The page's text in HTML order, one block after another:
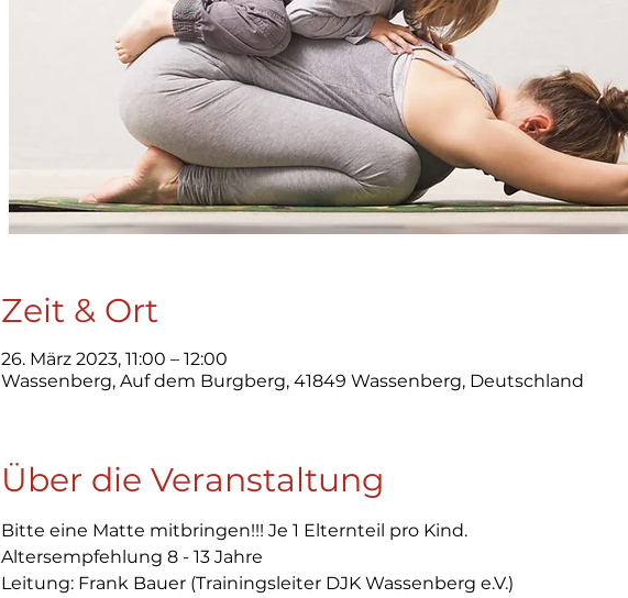
Zeit & Ort
26. März 2023, 11:00 – 12:00
Wassenberg, Auf dem Burgberg, 41849 Wassenberg, Deutschland
Über die Veranstaltung
Bitte eine Matte mitbringen!!! Je 1 Elternteil pro Kind.
Altersempfehlung 8 - 13 Jahre
Leitung: Frank Bauer (Trainingsleiter DJK Wassenberg e.V.)